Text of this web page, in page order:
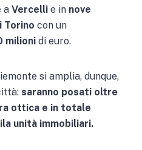
a Vercelli e in nove
Torino con un
milioni di euro.
si amplia, dunque,
saranno posati oltre
ottica e in totale
unità immobiliari.